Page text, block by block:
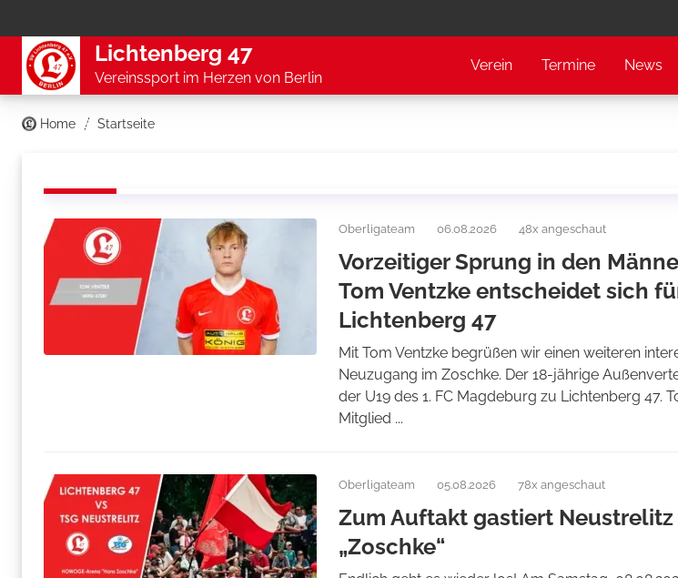
Lichtenberg 47
Vereinssport im Herzen von Berlin
Verein Termine News
Home Startseite
Oberligateam 06.08.2026 48x angeschaut
Vorzeitiger Sprung in den
Tom Ventzke entscheidet sich
Lichtenberg 47
Mit Tom Ventzke begrüßen wir einen weiteren
Neuzugang im Zoschke. Der 18-jährige
der U19 des 1. FC Magdeburg zu Lichtenberg 47.
Mitglied ...
Oberligateam 05.08.2026 78x angeschaut
Zum Auftakt gastiert Neustrelitz
„Zoschke“